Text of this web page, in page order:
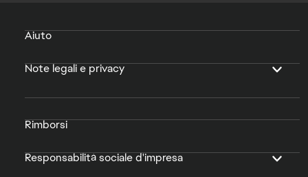
Aiuto
Note legali e privacy
Rimborsi
Responsabilità sociale d'impresa